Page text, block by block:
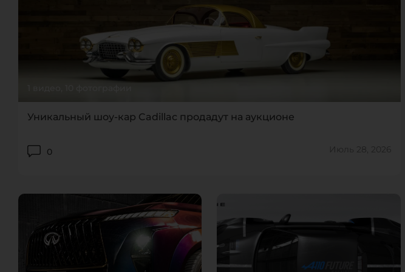
Уникальный шоу-кар Cadillac продадут на аукционе
0 Июль 28, 2026